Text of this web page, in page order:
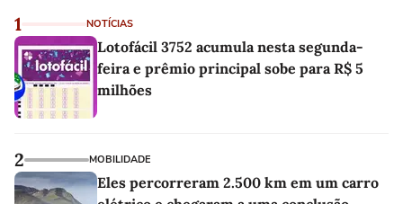
1 NOTÍCIAS
Lotofácil 3752 acumula nesta segunda-
feira e prêmio principal sobe para R$ 5
milhões
2 MOBILIDADE
Eles percorreram 2.500 km em um carro